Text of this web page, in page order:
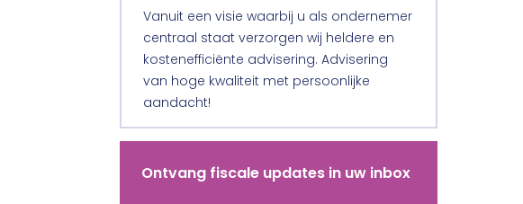
Vanuit een visie waarbij u als ondernemer
centraal staat verzorgen wij heldere en
kostenefficiënte advisering. Advisering
van hoge kwaliteit met persoonlijke
aandacht!
Ontvang fiscale updates in uw inbox